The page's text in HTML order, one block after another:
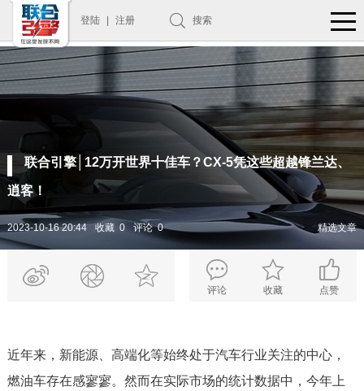
登陆 注册 搜索
联合引擎│12万开世界十佳车？CX-5凭这些超越锋兰达、
逍客！
2023-10-16 20:44 收藏 0 评论 0 精选文章
评论 收藏 点赞
近年来，新能源、高端化等始终处于汽车行业关注的中心，
燃油车存在感寥寥。然而在实际市场的统计数据中，今年上